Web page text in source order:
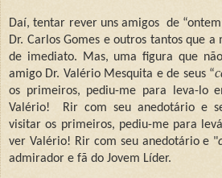
Daí, tentar rever uns amigos de
Dr. Carlos Gomes e outros tantos que
de imediato. Mas, uma figura que
amigo Dr. Valério Mesquita e de seus “
os primeiros, pediu-me para leva-lo
Valério!
Rir com seu anedotário e
visitar os primeiros, pediu-me para
ver Valério! Rir com seu anedotário e "
admirador e fã do Jovem Líder.